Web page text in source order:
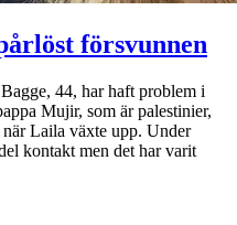
försvunnen
44, har haft problem i
Mujir, som är palestinier,
Laila växte upp. Under
kontakt men det har varit